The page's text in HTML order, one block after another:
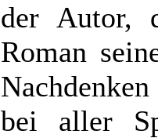
der Autor,
Roman
bei aller